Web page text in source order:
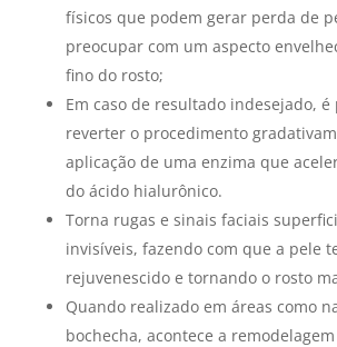
físicos que podem gerar perda de
preocupar com um aspecto
fino do rosto;
Em caso de resultado indesejado, é
reverter o procedimento
aplicação de uma enzima que
do ácido hialurônico.
Torna rugas e sinais faciais
invisíveis, fazendo com que a pele
rejuvenescido e tornando o rosto
Quando realizado em áreas como
bochecha, acontece a